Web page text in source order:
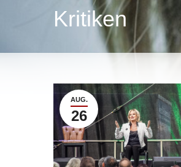
Kritiken
AUG.
26